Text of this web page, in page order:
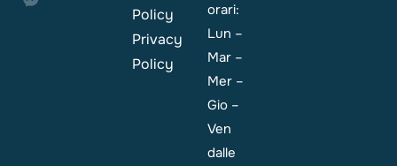
Policy
Privacy
Policy
orari:
Lun –
Mar –
Mer –
Gio –
Ven
dalle